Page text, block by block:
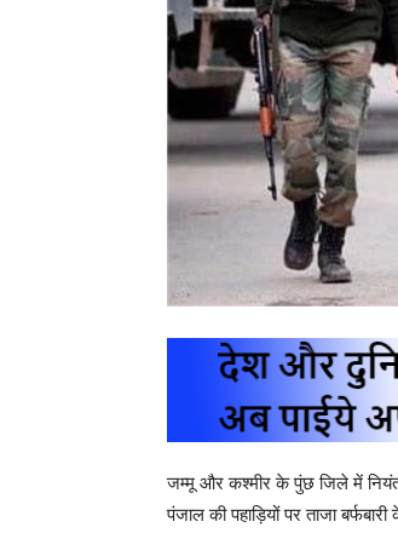
जम्मू और कश्मीर के पुंछ जिले में
पंजाल की पहाड़ियों पर ताजा